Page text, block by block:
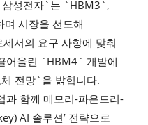
삼성전자`는 `HBM3`,
시장을 선도해
서의 요구 사항에 맞춰
어올린 `HBM4` 개발에
전망`을 밝힙니다.
과 함께 메모리-파운드리-
AI 솔루션’ 전략으로